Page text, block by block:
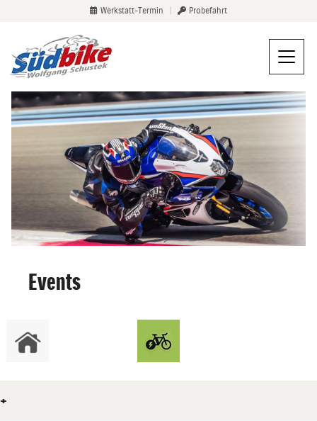
Werkstatt-Termin Probefahrt
Events